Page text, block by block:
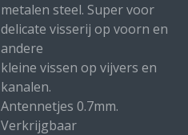
metalen steel. Super voor
delicate visserij op voorn en
andere
kleine vissen op vijvers en
kanalen.
Antennetjes 0.7mm.
Verkrijgbaar